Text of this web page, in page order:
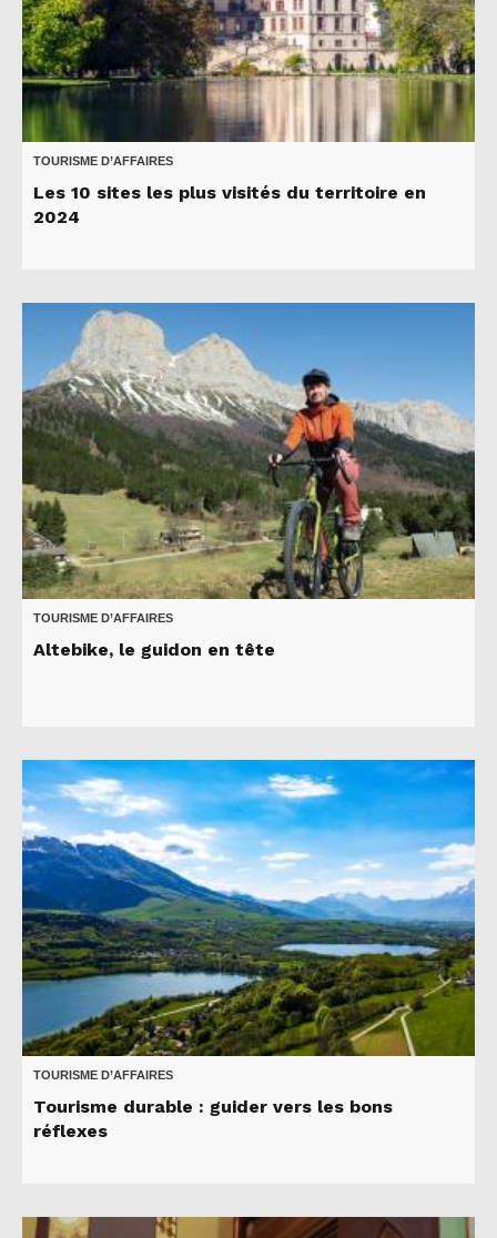
TOURISME D’AFFAIRES
Les 10 sites les plus visités du territoire en
2024
TOURISME D’AFFAIRES
Altebike, le guidon en tête
TOURISME D’AFFAIRES
Tourisme durable : guider vers les bons
réflexes